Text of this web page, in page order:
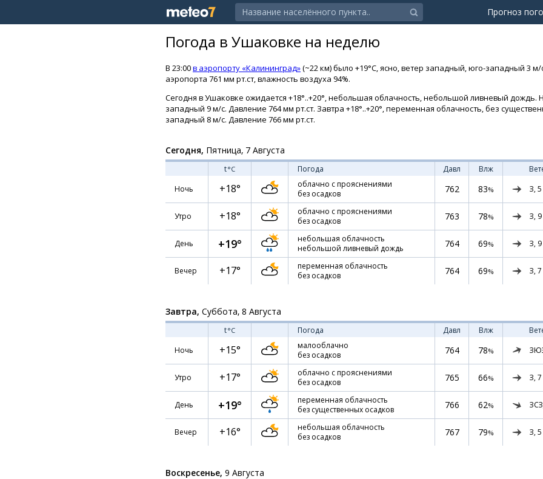
Прогноз
Погода в Ушаковке на неделю
В 23:00в аэропорту «Калининград»(~22 км) было +19°C, ясно, ветер западный, юго-западный 3
аэропорта 761 мм рт.ст, влажность воздуха 94%.
Сегодня в Ушаковке ожидается +18°..+20°, небольшая облачность, небольшой ливневый дождь.
западный 9 м/с. Давление 764 мм рт.ст. Завтра +18°..+20°, переменная облачность, без
западный 8 м/с. Давление 766 мм рт.ст.
Сегодня, Пятница, 7 Августа
t°C Погода Давл Влж
Ночь
+18°
облачно с прояснениями
без осадков
762 83% З, 5
Утро +18°
облачно с прояснениями
без осадков
763 78% З, 9
День +19°
небольшая облачность
небольшой ливневый дождь
764 69% З, 9
Вечер +17°
переменная облачность
без осадков
764 69% З, 7
Завтра, Суббота, 8 Августа
t°C Погода Давл Влж
Ночь
+15°
малооблачно
без осадков
764 78%
Утро +17°
облачно с прояснениями
без осадков
765 66% З, 7
День +19°
переменная облачность
без существенных осадков
766 62%
Вечер +16°
небольшая облачность
без осадков
767 79% З, 5
Воскресенье, 9 Августа